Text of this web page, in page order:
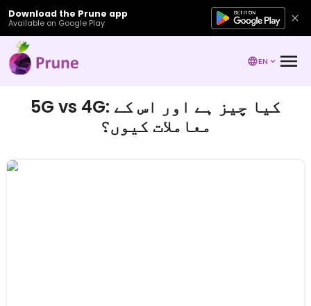
Download the Prune app
Available on Google Play
EN
5G vs 4G: کیا چیز ہے اور اس کے
معاملات کیوں؟